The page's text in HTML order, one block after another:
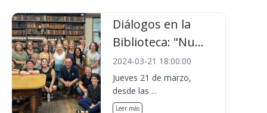
Diálogos en la
Biblioteca: "Nu...
2024-03-21 18:00:00
Jueves 21 de marzo,
desde las ...
Leer más